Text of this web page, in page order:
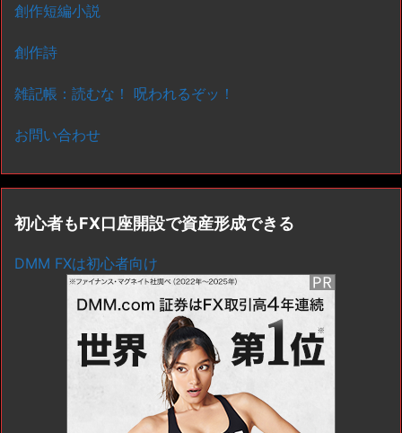
創作短編小説
創作詩
雑記帳：読むな！ 呪われるぞッ！
お問い合わせ
初心者もFX口座開設で資産形成できる
DMM FXは初心者向け